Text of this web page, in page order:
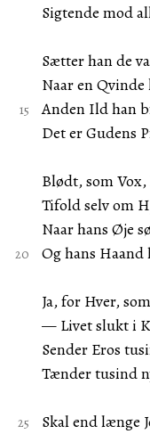
Sigtende mod
Sætter han de
Naar en
Anden Ild han
Det er Gudens
Blødt, som
Tifold selv om
Naar hans Øje
Og hans
Ja, for Hver,
— Livet slukt i
Sender Eros
Tænder tusind
Skal end længe